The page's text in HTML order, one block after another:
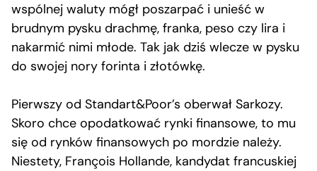
wspólnej waluty mógł poszarpać i unieść w
brudnym pysku drachmę, franka, peso czy lira i
nakarmić nimi młode. Tak jak dziś wlecze w pysku
do swojej nory forinta i złotówkę.
Pierwszy od Standart&Poor’s oberwał Sarkozy.
Skoro chce opodatkować rynki finansowe, to mu
się od rynków finansowych po mordzie należy.
Niestety, François Hollande, kandydat francuskiej